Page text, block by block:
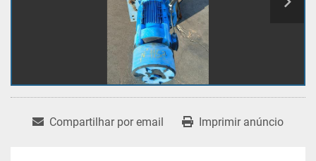
Compartilhar por email Imprimir anúncio